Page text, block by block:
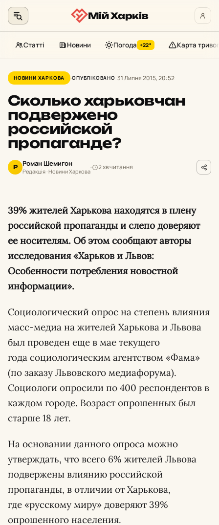
до
контенту
Мій Харків
Статті Новини Погода +22° Карта тривог
НОВИНИ ХАРКОВА ОПУБЛІКОВАНО 31 Липня 2015, 20:52
Сколько харьковчан
подвержено
российской
пропаганде?
Р Роман Шемигон
Редакція · Новини Харкова
2 хв читання
39% жителей Харькова находятся в плену
российской пропаганды и слепо доверяют
ее носителям. Об этом сообщают авторы
исследования «Харьков и Львов:
Особенности потребления новостной
информации».
Социологический опрос на степень влияния
масс-медиа на жителей Харькова и Львова
был проведен еще в мае текущего
года социологическим агентством «Фама»
(по заказу Львовского медиафорума).
Социологи опросили по 400 респондентов в
каждом городе. Возраст опрошенных был
старше 18 лет.
На основании данного опроса можно
утверждать, что всего 6% жителей Львова
подвержены влиянию российской
пропаганды, в отличии от Харькова,
где «русскому миру» доверяют 39%
опрошенного населения.